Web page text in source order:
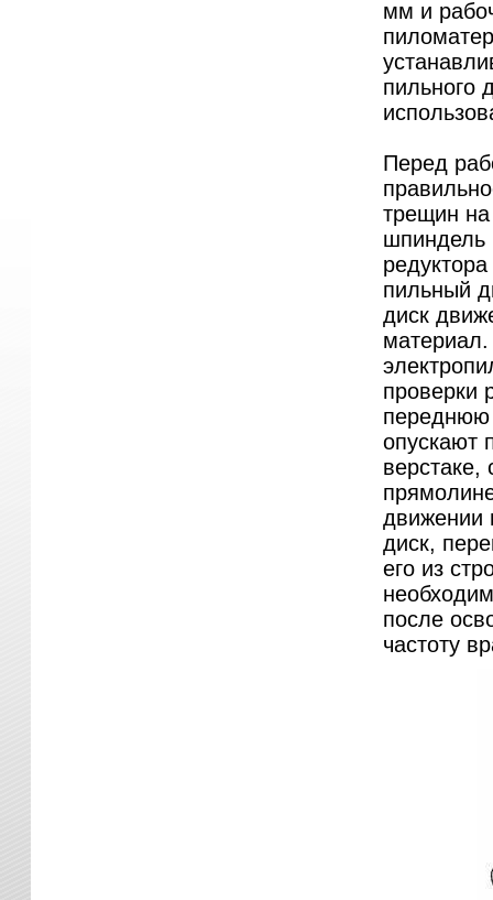
мм и
пильного
Перед
трещин на
шпиндель
пильный
диск
проверки
переднюю
опускают
верстаке,
движении
диск,
его из
после
частоту